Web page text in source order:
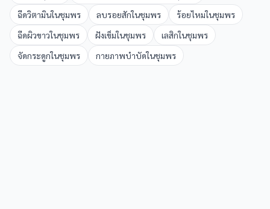
ฉีดวิตามินในชุมพร ลบรอยสักในชุมพร ร้อยไหมในชุมพร
ฉีดผิวขาวในชุมพร ฝังเข็มในชุมพร เลสิกในชุมพร
จัดกระดูกในชุมพร กายภาพบำบัดในชุมพร